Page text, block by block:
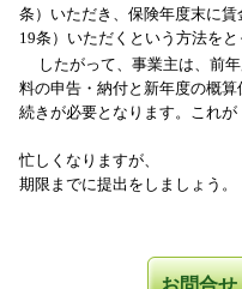
条）いただき、保険年度末に
19条）いただくという方法をと
したがって、事業主は、前
料の申告・納付と新年度の概
続きが必要となります。これが
忙しくなりますが、
期限までに提出をしましょう。